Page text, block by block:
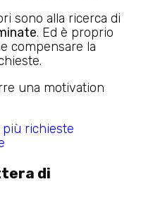
sono alla ricerca di
. Ed è proprio
compensare la
una motivation
più richieste
di